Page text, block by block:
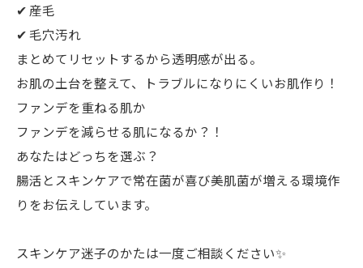
✔ 産毛
✔ 毛穴汚れ
まとめてリセットするから透明感が出る。
お肌の土台を整えて、トラブルになりにくいお肌作り！
ファンデを重ねる肌か
ファンデを減らせる肌になるか？！
あなたはどっちを選ぶ？
腸活とスキンケアで常在菌が喜び美肌菌が増える環境作
りをお伝えしています。
スキンケア迷子のかたは一度ご相談ください✨